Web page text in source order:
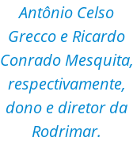
Antônio Celso
Grecco e Ricardo
Conrado Mesquita,
respectivamente,
dono e diretor da
Rodrimar.